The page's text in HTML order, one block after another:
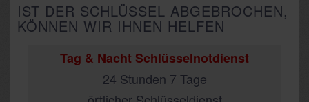
IST DER SCHLÜSSEL ABGEBROCHEN,
KÖNNEN WIR IHNEN HELFEN
Tag & Nacht Schlüsselnotdienst
24 Stunden 7 Tage